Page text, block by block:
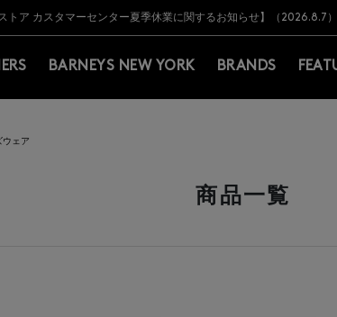
＞会員のお客様は11,000円（税込）以上のお買上げで常時送料無料
【夏季休業に伴う出荷一時停止のお知らせ】(2026.8.7)
トア カスタマーセンター夏季休業に関するお知らせ】（2026.8.7）
業に伴う返品・交換承り一時停止のお知らせ】（2026.8.5）
県を中心とした地震の影響によるお荷物のお届けについて
【開催中】SUMMER SALEのご案内・ご注意事項
＞会員のお客様は11,000円（税込）以上のお買上げで常時送料無料
【夏季休業に伴う出荷一時停止のお知らせ】(2026.8.7)
BARNEYS NEW YORK BRANDS
ウェア
商品一覧